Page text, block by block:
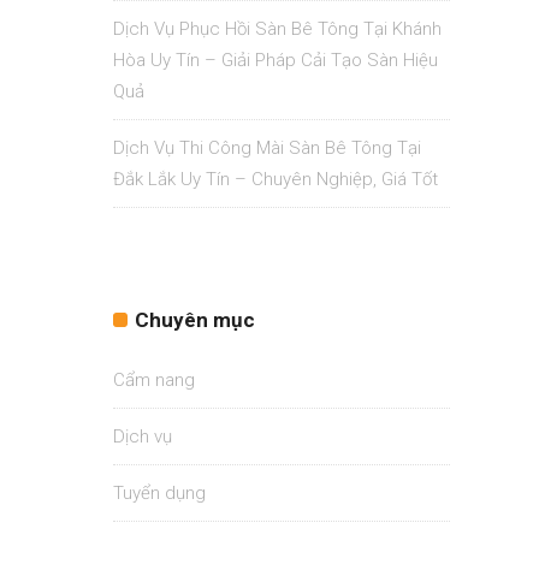
Dịch Vụ Phục Hồi Sàn Bê Tông Tại Khánh
Hòa Uy Tín – Giải Pháp Cải Tạo Sàn Hiệu
Quả
Dịch Vụ Thi Công Mài Sàn Bê Tông Tại
Đắk Lắk Uy Tín – Chuyên Nghiệp, Giá Tốt
Chuyên mục
Cẩm nang
Dịch vụ
Tuyển dụng